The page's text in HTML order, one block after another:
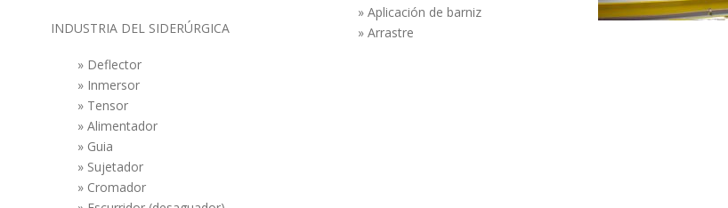
INDUSTRIA DEL SIDERÚRGICA
» Deflector
» Inmersor
» Tensor
» Alimentador
» Guia
» Sujetador
» Cromador
» Aplicación de barniz
» Arrastre